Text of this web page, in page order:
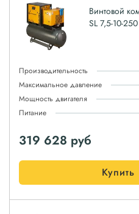
Винтовой
SL 7,5-10-
Производительность
Максимальное давление
Мощность двигателя
Питание
319 628 руб
Купить